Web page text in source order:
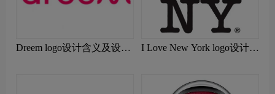
Dreem logo设计含义及设计
I Love New York logo设计含